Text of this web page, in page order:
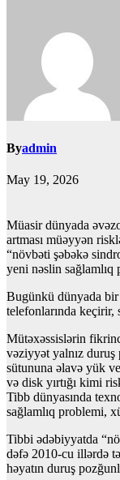
Byadmin
May 19, 2026
Müasir dünyada
artması müəyyən
“növbəti şəbəkə
yeni nəslin
Bugünkü dünyada
telefonlarında keçirir,
Mütəxəssislərin
vəziyyət yalnız duruş
sütununa əlavə yük
və disk yırtığı kimi
Tibb dünyasında
sağlamlıq problemi,
Tibbi ədəbiyyatda
dəfə 2010-cu illərdə
həyatın duruş